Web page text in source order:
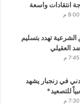
انتقادات واسعة
تهدد بتسليم
العقيلي
في زنجبار يشهد
للتصعيد*